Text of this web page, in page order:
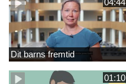
Dit barns fremtid
01:10